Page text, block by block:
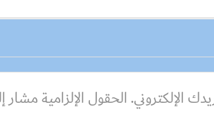
الإلكتروني.الحقول الإلزامية مشار